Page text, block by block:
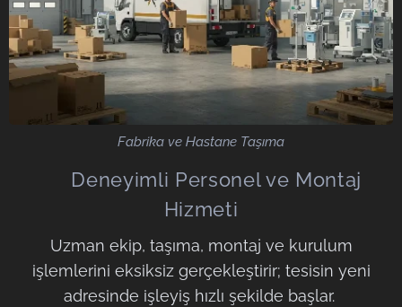
Fabrika ve Hastane Taşıma
👷 Deneyimli Personel ve Montaj
Hizmeti
Uzman ekip, taşıma, montaj ve kurulum
işlemlerini eksiksiz gerçekleştirir; tesisin yeni
adresinde işleyiş hızlı şekilde başlar.